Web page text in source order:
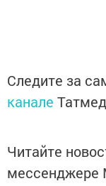
Следите за
канале
Читайте
мессенджере